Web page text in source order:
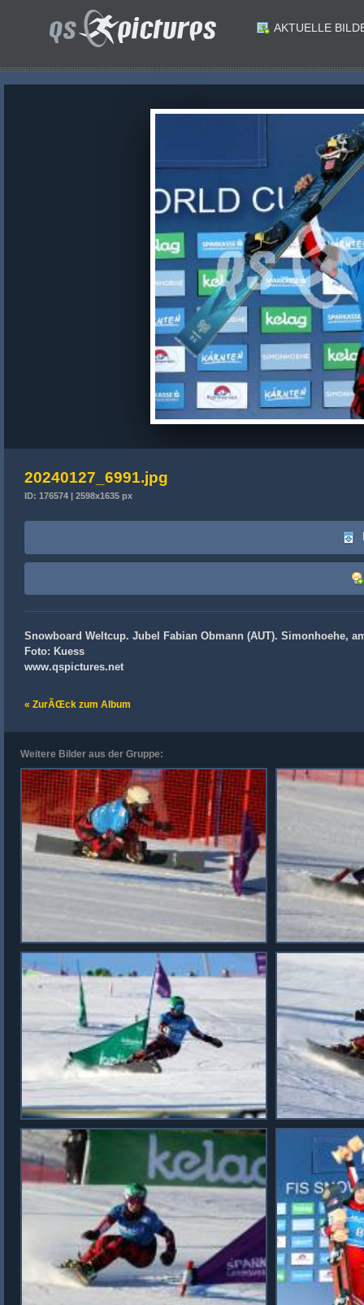
AKTUELLE
20240127_6991.jpg
ID: 176574 | 2598x1635 px
Snowboard Weltcup. Jubel Fabian Obmann (AUT). Simonhoehe,
Foto: Kuess
www.qspictures.net
« ZurÃŒck zum Album
Weitere Bilder aus der Gruppe: